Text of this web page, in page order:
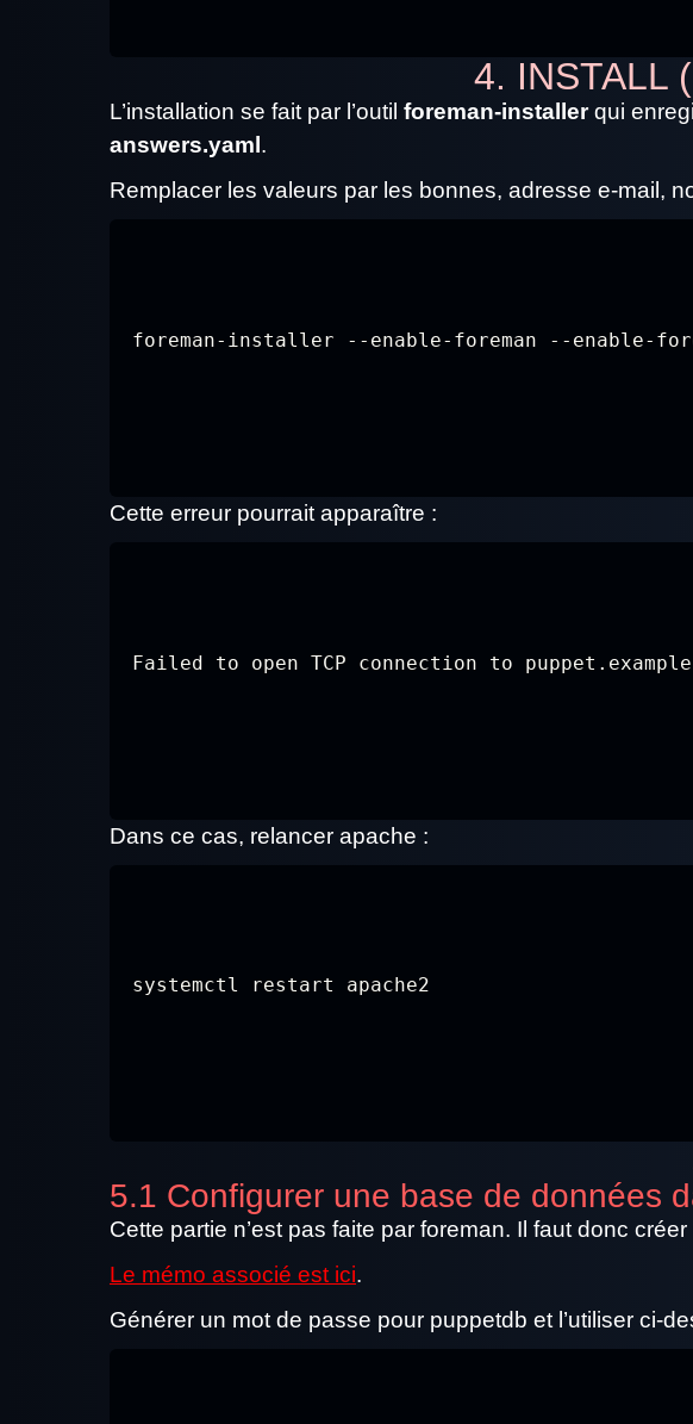
4. INSTALL
L’installation se fait par l’outil foreman-installerqui
answers.yaml .
Remplacer les valeurs par les bonnes, adresse e-mail,
Cette erreur pourrait apparaître :
Failed to open TCP connection to
Dans ce cas, relancer apache :
systemctl restart apache2
5.1 Configurer une base de données
Cette partie n’est pas faite par foreman. Il faut donc
Le mémo associé est ici.
Générer un mot de passe pour puppetdb et l’utiliser ci-